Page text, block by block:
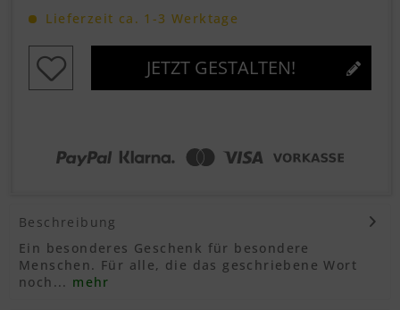
Lieferzeit ca. 1-3 Werktage
JETZT GESTALTEN!
Beschreibung
Ein besonderes Geschenk für besondere
Menschen. Für alle, die das geschriebene Wort
noch... mehr